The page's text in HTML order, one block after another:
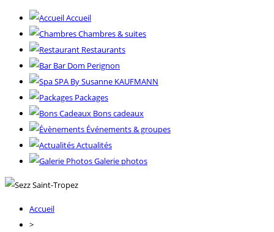
Accueil
Chambres & suites
Restaurants
Bar Dom Perignon
SPA By Susanne KAUFMANN
Packages
Bons cadeaux
Événements & groupes
Actualités
Galerie photos
Accueil
>